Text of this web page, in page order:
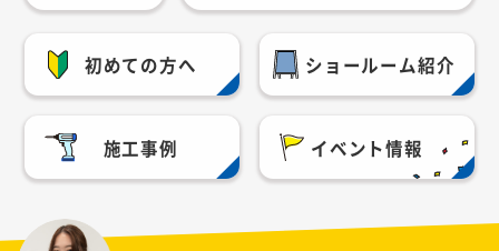
初めての方へ ショールーム紹介
施工事例 イベント情報